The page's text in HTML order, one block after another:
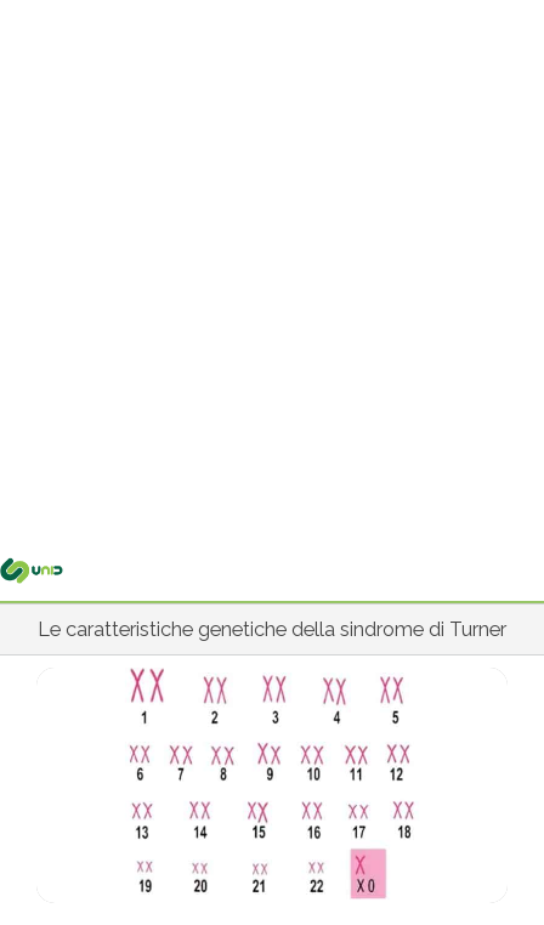
Le caratteristiche genetiche della sindrome di Turner